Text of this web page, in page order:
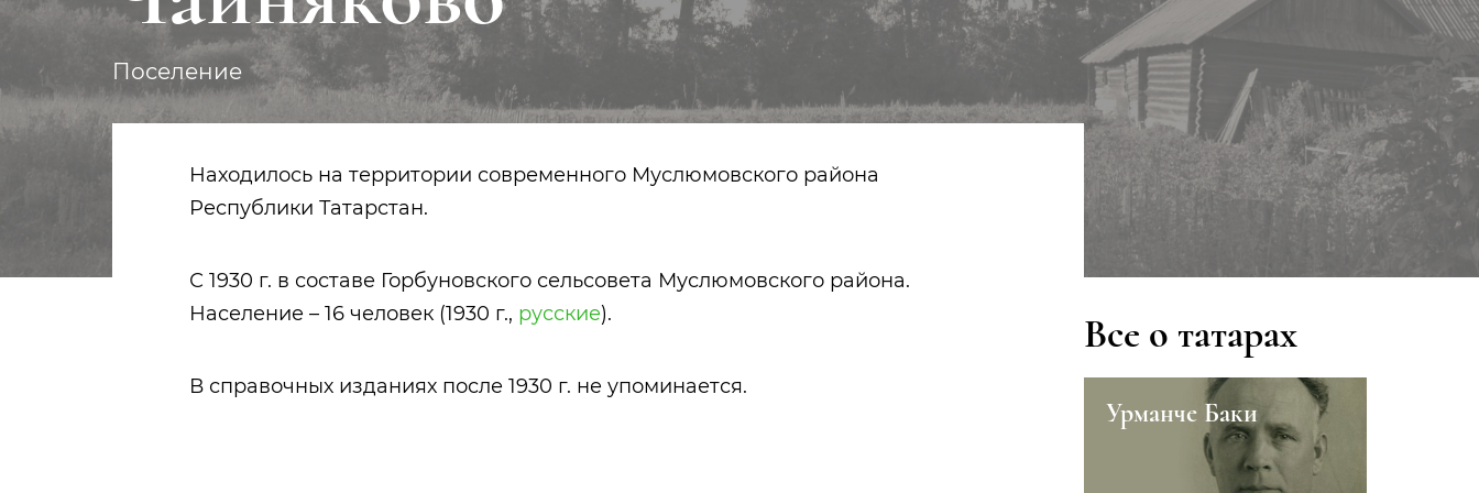
Поселение
Находилось на территории современного Муслюмовского района
Республики Татарстан.
С 1930 г. в составе Горбуновского сельсовета Муслюмовского района.
Население – 16 человек (1930 г., русские).
В справочных изданиях после 1930 г. не упоминается.
Все о татарах
Урманче Баки